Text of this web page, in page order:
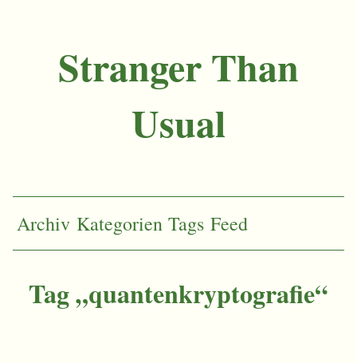
Stranger Than
Usual
Archiv Kategorien Tags Feed
Tag „quantenkryptografie“